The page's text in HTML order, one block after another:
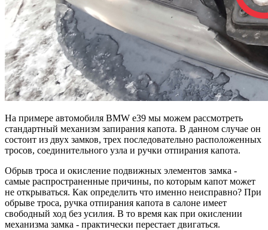
На примере автомобиля BMW e39 мы можем рассмотреть
стандартный механизм запирания капота. В данном случае он
состоит из двух замков, трех последовательно расположенных
тросов, соединительного узла и ручки отпирания капота.
Обрыв троса и окисление подвижных элементов замка -
самые распространенные причины, по которым капот может
не открываться. Как определить что именно неисправно? При
обрыве троса, ручка отпирания капота в салоне имеет
свободный ход без усилия. В то время как при окислении
механизма замка - практически перестает двигаться.